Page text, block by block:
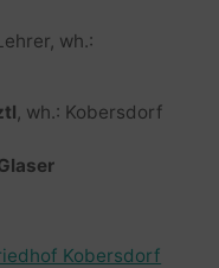
wh.:
, wh.: Kobersdorf
Kobersdorf